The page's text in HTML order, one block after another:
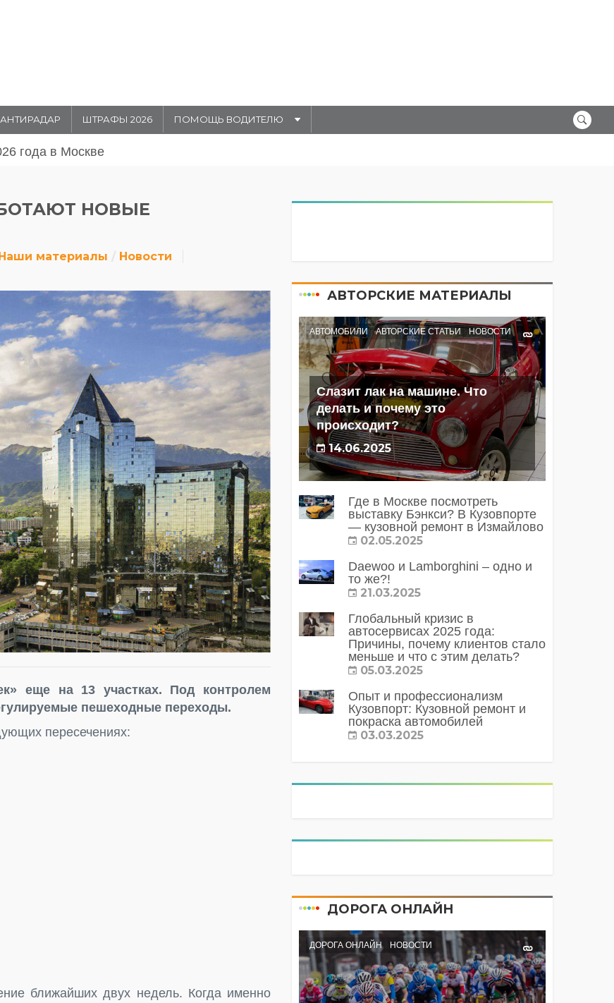
ШТРАФЫ 2026 ПОМОЩЬ ВОДИТЕЛЮ
20026 года в Москве
НОВЫЕ
материалы
Новости
еще на 13 участках. Под контролем
пешеходные переходы.
пересечениях:
ближайших двух недель. Когда именно
АВТОРСКИЕ МАТЕРИАЛЫ
АВТОМОБИЛИ АВТОРСКИЕ СТАТЬИ НОВОСТИ
Слазит лак на машине. Что
делать и почему это
происходит?
14.06.2025
Где в Москве посмотреть
выставку Бэнкси? В Кузовпорте
— кузовной ремонт в Измайлово
02.05.2025
Daewoo и Lamborghini – одно и
то же?!
21.03.2025
Глобальный кризис в
автосервисах 2025 года:
Причины, почему клиентов стало
меньше и что с этим делать?
05.03.2025
Опыт и профессионализм
Кузовпорт: Кузовной ремонт и
покраска автомобилей
03.03.2025
ДОРОГА ОНЛАЙН
ДОРОГА ОНЛАЙН НОВОСТИ